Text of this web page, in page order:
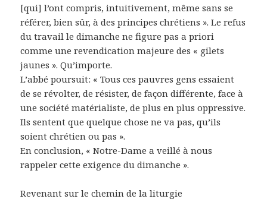
[qui] l’ont compris, intuitivement, même sans se
référer, bien sûr, à des principes chrétiens ». Le refus
du travail le dimanche ne figure pas a priori
comme une revendication majeure des « gilets
jaunes ». Qu’importe.
L’abbé poursuit: « Tous ces pauvres gens essaient
de se révolter, de résister, de façon différente, face à
une société matérialiste, de plus en plus oppressive.
Ils sentent que quelque chose ne va pas, qu’ils
soient chrétien ou pas ».
En conclusion, « Notre-Dame a veillé à nous
rappeler cette exigence du dimanche ».
Revenant sur le chemin de la liturgie